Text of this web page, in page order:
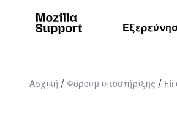
Αρχική Φόρουμ υποστήριξης